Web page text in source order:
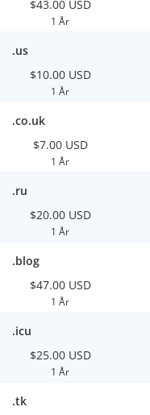
$43.00 USD
1 År
.us
$10.00 USD
1 År
.co.uk
$7.00 USD
1 År
.ru
$20.00 USD
1 År
.blog
$47.00 USD
1 År
.icu
$25.00 USD
1 År
.tk